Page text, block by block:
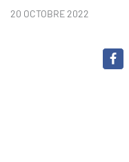
20 OCTOBRE 2022